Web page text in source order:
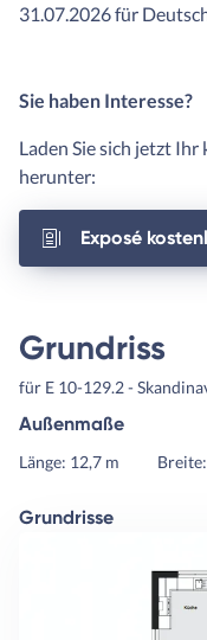
31.07.2026 für
Sie haben Interesse?
Laden Sie sich jetzt Ihr
herunter:
Exposé
Grundriss
für E 10-129.2 -
Außenmaße
Länge: 12,7 m
Grundrisse